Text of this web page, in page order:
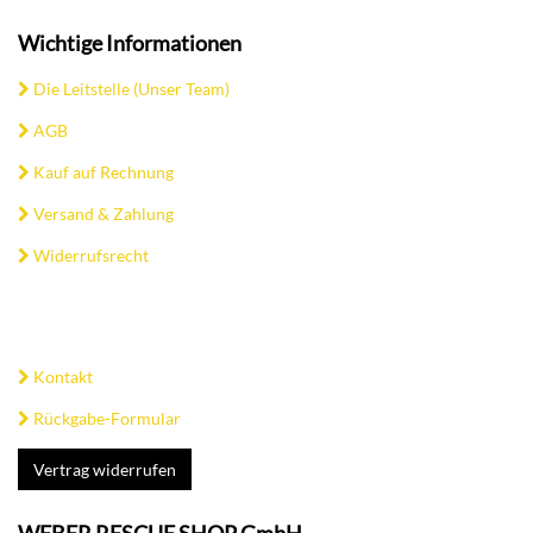
Wichtige Informationen
Die Leitstelle (Unser Team)
AGB
Kauf auf Rechnung
Versand & Zahlung
Widerrufsrecht
Kontakt
Rückgabe-Formular
Vertrag widerrufen